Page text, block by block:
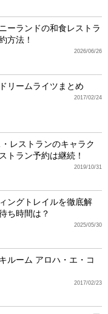
ーランドの和食レストラ
方法！
2026/06/26
リームライツまとめ
2017/02/24
レストランのキャラク
トラン予約は継続！
2019/10/31
ングトレイルを徹底解
ち時間は？
2025/05/30
ルーム アロハ・エ・コ
2017/02/23